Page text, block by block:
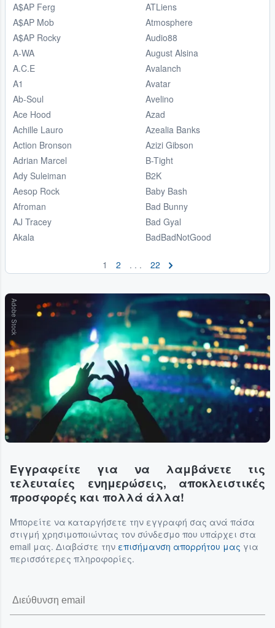
A$AP Ferg
A$AP Mob
A$AP Rocky
A-WA
A.C.E
A1
Ab-Soul
Ace Hood
Achille Lauro
Action Bronson
Adrian Marcel
Ady Suleiman
Aesop Rock
Afroman
AJ Tracey
Akala
ATLiens
Atmosphere
Audio88
August Alsina
Avalanch
Avatar
Avelino
Azad
Azealia Banks
Azizi Gibson
B-Tight
B2K
Baby Bash
Bad Bunny
Bad Gyal
BadBadNotGood
1 2 . . . 22
Adobe Stock
Εγγραφείτε για να λαμβάνετε τις
τελευταίες ενημερώσεις, αποκλειστικές
προσφορές και πολλά άλλα!
Μπορείτε να καταργήσετε την εγγραφή σας ανά πάσα
στιγμή χρησιμοποιώντας τον σύνδεσμο που υπάρχει στα
email μας. Διαβάστε την επισήμανση απορρήτου μας για
περισσότερες πληροφορίες.